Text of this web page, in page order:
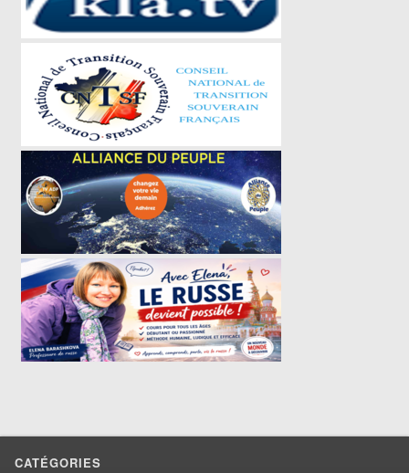
CATÉGORIES